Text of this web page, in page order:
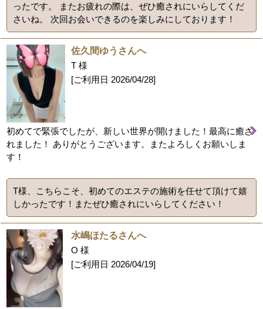
ったです。 またお疲れの際は、ぜひ癒されにいらしてくだ
さいね。 次回お会いできるのを楽しみにしております！
佐久間ゆうさんへ
T 様
[ご利用日 2026/04/28]
初めてで緊張でしたが、新しい世界が開けました！最高に癒さ
れました！ ありがとうございます。またよろしくお願いしま
す！
T様、こちらこそ、初めてのエステの施術を任せて頂けて嬉
しかったです！またぜひ癒されにいらしてください！
水嶋ほたるさんへ
O 様
[ご利用日 2026/04/19]